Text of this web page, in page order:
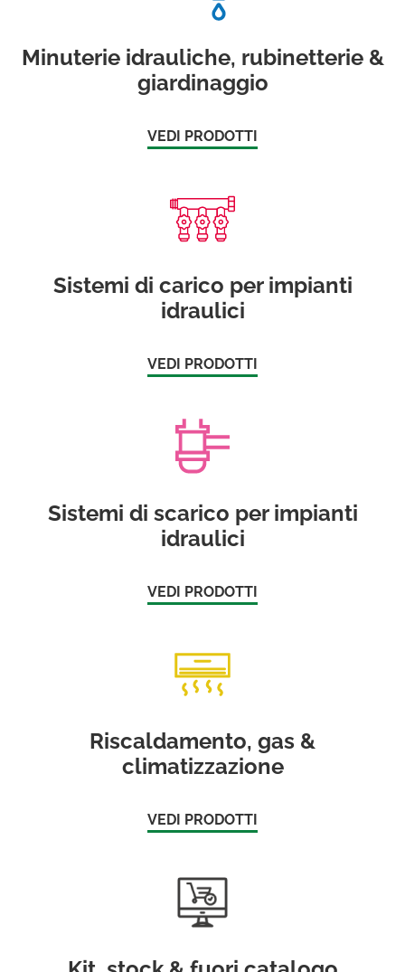
Minuterie idrauliche, rubinetterie &
giardinaggio
VEDI PRODOTTI
Sistemi di carico per impianti
idraulici
VEDI PRODOTTI
Sistemi di scarico per impianti
idraulici
VEDI PRODOTTI
Riscaldamento, gas &
climatizzazione
VEDI PRODOTTI